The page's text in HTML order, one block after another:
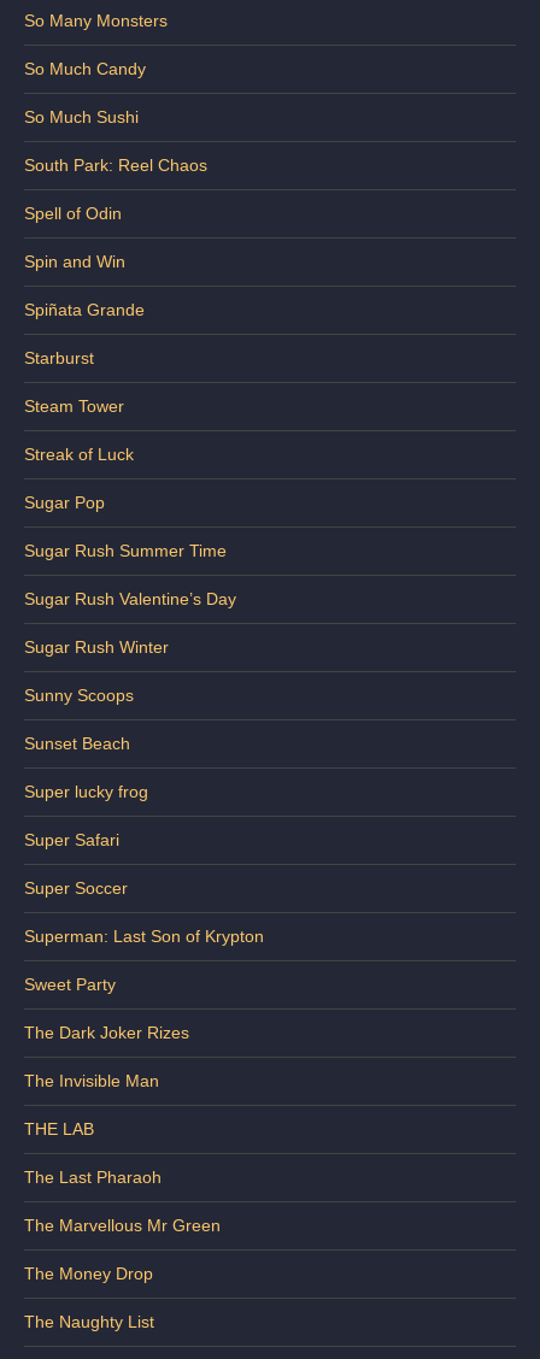
So Many Monsters
So Much Candy
So Much Sushi
South Park: Reel Chaos
Spell of Odin
Spin and Win
Spiñata Grande
Starburst
Steam Tower
Streak of Luck
Sugar Pop
Sugar Rush Summer Time
Sugar Rush Valentine’s Day
Sugar Rush Winter
Sunny Scoops
Sunset Beach
Super lucky frog
Super Safari
Super Soccer
Superman: Last Son of Krypton
Sweet Party
The Dark Joker Rizes
The Invisible Man
THE LAB
The Last Pharaoh
The Marvellous Mr Green
The Money Drop
The Naughty List